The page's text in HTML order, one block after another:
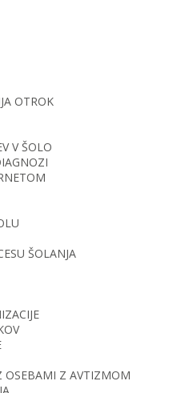
OTROK
V ŠOLO
ŠOLANJA
OSEBAMI Z AVTIZMOM